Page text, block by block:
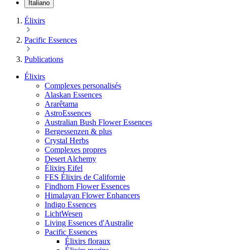
Italiano
Élixirs
Pacific Essences
Publications
Élixirs
Complexes personalisés
Alaskan Essences
Ararêtama
AstroEssences
Australian Bush Flower Essences
Bergessenzen & plus
Crystal Herbs
Complexes propres
Desert Alchemy
Élixirs Eifel
FES Élixirs de Californie
Findhorn Flower Essences
Himalayan Flower Enhancers
Indigo Essences
LichtWesen
Living Essences d'Australie
Pacific Essences
Élixirs floraux